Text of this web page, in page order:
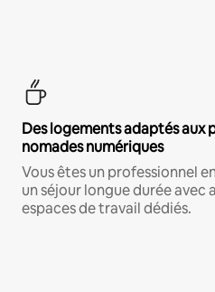
Des logements adaptés aux
nomades numériques
Vous êtes un professionnel
un séjour longue durée
espaces de travail dédiés.